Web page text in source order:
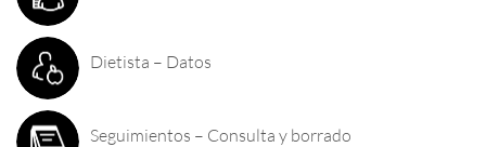
Dietista – Datos
Seguimientos – Consulta y borrado